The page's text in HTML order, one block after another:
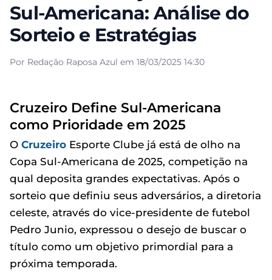
Sul-Americana: Análise do
Sorteio e Estratégias
Por Redação Raposa Azul em 18/03/2025 14:30
Cruzeiro Define Sul-Americana
como Prioridade em 2025
O Cruzeiro Esporte Clube já está de olho na
Copa Sul-Americana de 2025, competição na
qual deposita grandes expectativas. Após o
sorteio que definiu seus adversários, a diretoria
celeste, através do vice-presidente de futebol
Pedro Junio, expressou o desejo de buscar o
título como um objetivo primordial para a
próxima temporada.